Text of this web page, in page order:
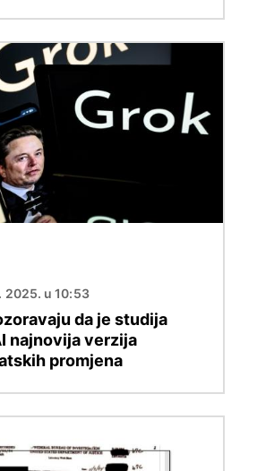
2025. u 10:53
da je studija
najnovija verzija
promjena